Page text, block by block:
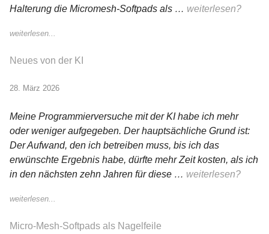
Halterung die Micromesh-Softpads als … weiterlesen?
weiterlesen...
Neues von der KI
28. März 2026
Meine Programmierversuche mit der KI habe ich mehr
oder weniger aufgegeben. Der hauptsächliche Grund ist:
Der Aufwand, den ich betreiben muss, bis ich das
erwünschte Ergebnis habe, dürfte mehr Zeit kosten, als ich
in den nächsten zehn Jahren für diese … weiterlesen?
weiterlesen...
Micro-Mesh-Softpads als Nagelfeile